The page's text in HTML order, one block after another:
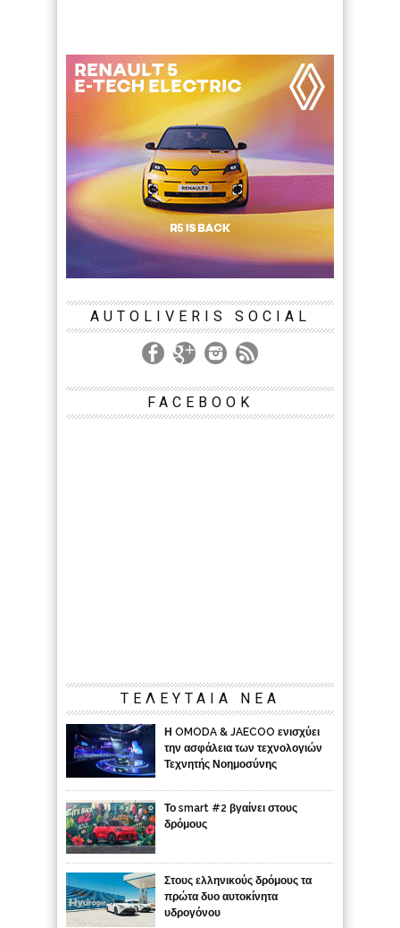
AUTOLIVERIS SOCIAL
FACEBOOK
ΤΕΛΕΥΤΑΙΑ ΝΕΑ
Η OMODA & JAECOO ενισχύει
την ασφάλεια των τεχνολογιών
Τεχνητής Νοημοσύνης
Το smart #2 βγαίνει στους
δρόμους
Στους ελληνικούς δρόμους τα
πρώτα δυο αυτοκίνητα
υδρογόνου